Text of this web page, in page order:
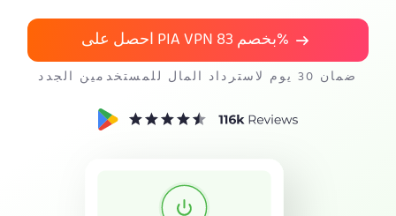
احصل على PIA VPNاحصل على PIA VPN بخصم83%
ضمان 30 يوم لاسترداد المال للمستخدمين الجدد